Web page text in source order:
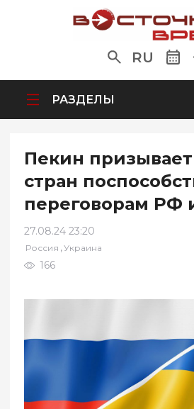
RU
РАЗДЕЛЫ
Пекин
стран
переговорам РФ
27.08.24 23:20
Россия ,Украина
166